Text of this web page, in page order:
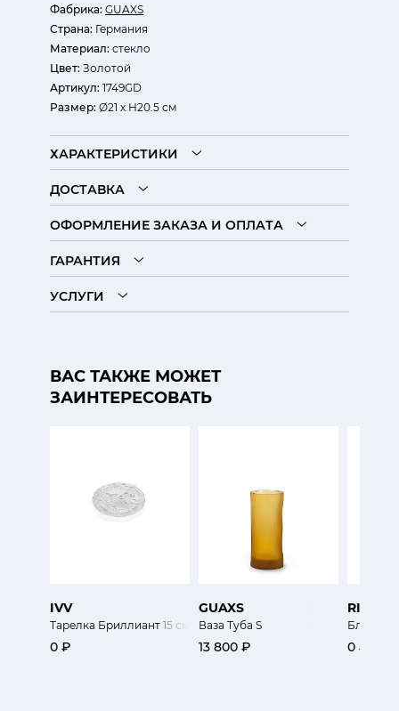
Фабрика: GUAXS
Страна: Германия
Материал: стекло
Цвет: Золотой
Артикул: 1749GD
Размер: Ø21 х Н20.5 см
ХАРАКТЕРИСТИКИ
ДОСТАВКА
ОФОРМЛЕНИЕ ЗАКАЗА И ОПЛАТА
ГАРАНТИЯ
УСЛУГИ
ВАС ТАКЖЕ МОЖЕТ
ЗАИНТЕРЕСОВАТЬ
IVV
Тарелка Бриллиант 15 см
0 ₽
GUAXS
Ваза Туба S
13 800 ₽
RINA
Блюдо
0 ₽